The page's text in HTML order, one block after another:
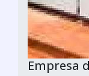
Empresa